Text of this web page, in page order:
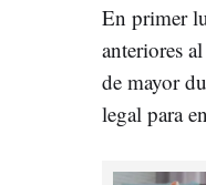
En primer
anteriores
de mayor
legal para